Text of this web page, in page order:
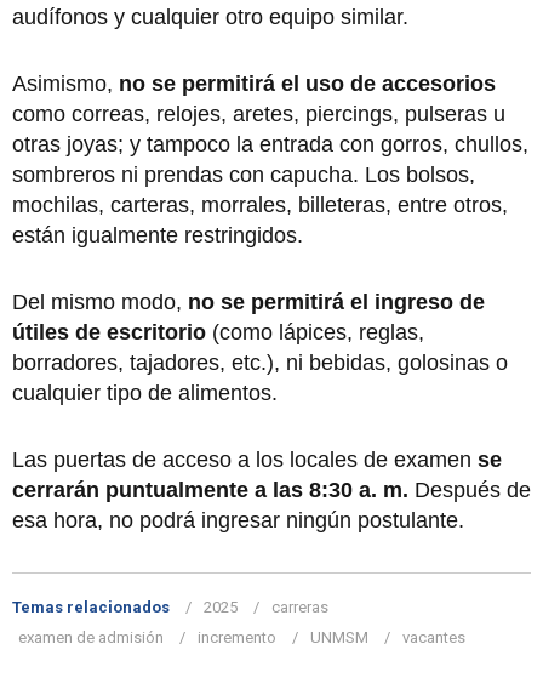
audífonos y cualquier otro equipo similar.
Asimismo, no se permitirá el uso de accesorios
como correas, relojes, aretes, piercings, pulseras u
otras joyas; y tampoco la entrada con gorros, chullos,
sombreros ni prendas con capucha. Los bolsos,
mochilas, carteras, morrales, billeteras, entre otros,
están igualmente restringidos.
Del mismo modo, no se permitirá el ingreso de
útiles de escritorio (como lápices, reglas,
borradores, tajadores, etc.), ni bebidas, golosinas o
cualquier tipo de alimentos.
Las puertas de acceso a los locales de examen se
cerrarán puntualmente a las 8:30 a. m. Después de
esa hora, no podrá ingresar ningún postulante.
Temas relacionados 2025
carreras
examen de admisión
incremento UNMSM vacantes